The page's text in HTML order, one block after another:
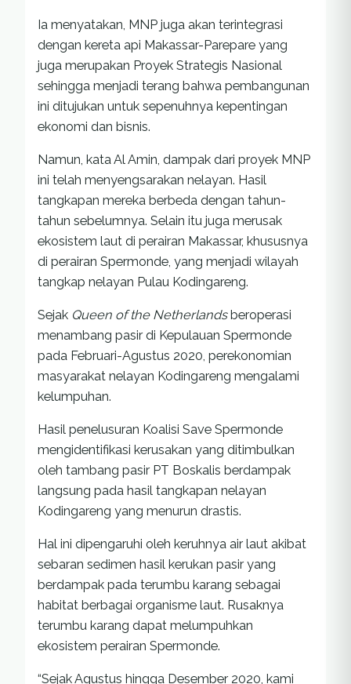
Ia menyatakan, MNP juga akan terintegrasi
dengan kereta api Makassar-Parepare yang
juga merupakan Proyek Strategis Nasional
sehingga menjadi terang bahwa pembangunan
ini ditujukan untuk sepenuhnya kepentingan
ekonomi dan bisnis.
Namun, kata Al Amin, dampak dari proyek MNP
ini telah menyengsarakan nelayan. Hasil
tangkapan mereka berbeda dengan tahun-
tahun sebelumnya. Selain itu juga merusak
ekosistem laut di perairan Makassar, khususnya
di perairan Spermonde, yang menjadi wilayah
tangkap nelayan Pulau Kodingareng.
Sejak Queen of the Netherlandsberoperasi
menambang pasir di Kepulauan Spermonde
pada Februari-Agustus 2020, perekonomian
masyarakat nelayan Kodingareng mengalami
kelumpuhan.
Hasil penelusuran Koalisi Save Spermonde
mengidentifikasi kerusakan yang ditimbulkan
oleh tambang pasir PT Boskalis berdampak
langsung pada hasil tangkapan nelayan
Kodingareng yang menurun drastis.
Hal ini dipengaruhi oleh keruhnya air laut akibat
sebaran sedimen hasil kerukan pasir yang
berdampak pada terumbu karang sebagai
habitat berbagai organisme laut. Rusaknya
terumbu karang dapat melumpuhkan
ekosistem perairan Spermonde.
“Sejak Agustus hingga Desember 2020, kami